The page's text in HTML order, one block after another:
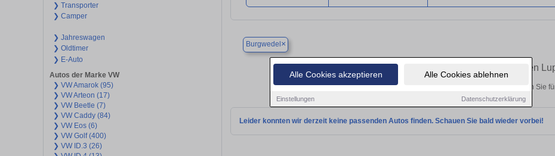
Alle Cookies akzeptieren Alle Cookies ablehnen
Einstellungen Datenschutzerklärung
❯ Transporter
❯ Camper
❯ Jahreswagen
❯ Oldtimer
❯ E-Auto
Autos der Marke VW
❯ VW Amarok (95)
❯ VW Arteon (17)
❯ VW Beetle (7)
❯ VW Caddy (84)
❯ VW Eos (6)
❯ VW Golf (400)
❯ VW ID.3 (26)
Burgwedel ×
Finden Sie in Burgwedel Ihren gebrauchten
Entdecken Sie in Burgwedel gebrauchte VW Lupo Gebrauchtwagen. Hier finden Sie
Leider konnten wir derzeit keine passenden Autos finden. Schauen Sie bald wieder vorbei!